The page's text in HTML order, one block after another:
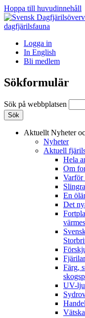
Hoppa till huvudinnehåll
Logga in
In English
Bli medlem
Sökformulär
Sök på webbplatsen
Aktuellt Nyheter
Nyheter
Aktuell
Hela
Om
Varför
En
Det
Färg,
UV-